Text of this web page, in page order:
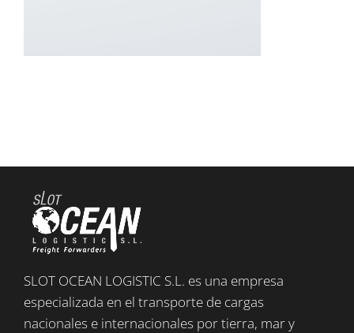
SLOT OCEAN LOGISTIC S.L. es una empresa
especializada en el transporte de cargas
nacionales e internacionales por tierra, mar y